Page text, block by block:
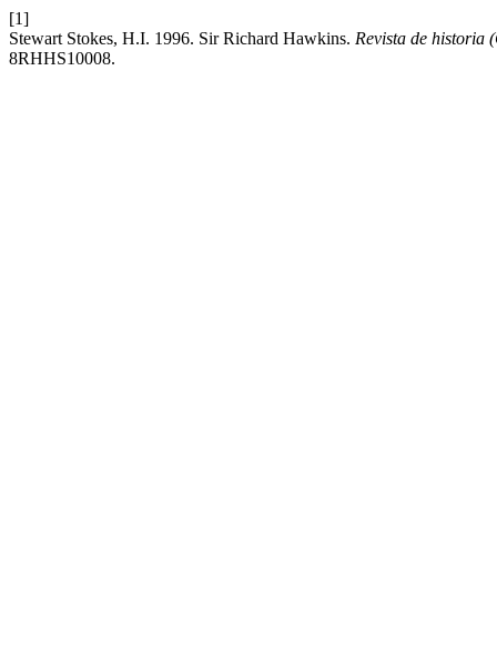
[1]
Stewart Stokes, H.I. 1996. Sir Richard Hawkins. Revista de historia
8RHHS10008.